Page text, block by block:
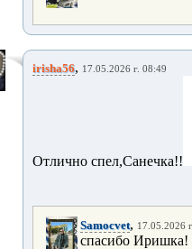
irisha56, 17.05.2026 г. 08:49
Отлично спел,Санечка!!
Samocvet, 17.05.2026
спасибо Иришка!